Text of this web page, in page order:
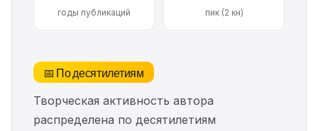
годы публикаций пик (2 кн)
📅 По десятилетиям
Творческая активность автора
распределена по десятилетиям